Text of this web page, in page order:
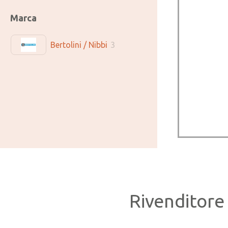
Marca
Bertolini / Nibbi 3